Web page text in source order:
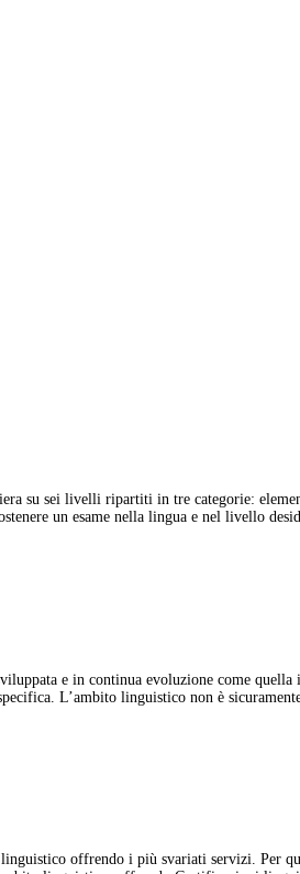
su sei livelli ripartiti in tre categorie:
un esame nella lingua e nel livello
e in continua evoluzione come
L’ambito linguistico non è
offrendo i più svariati servizi. Per